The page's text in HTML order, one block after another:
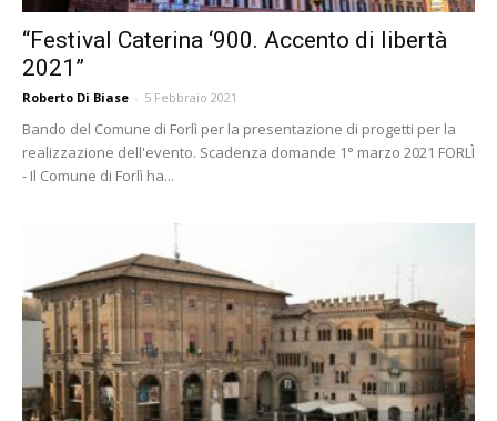
“Festival Caterina ‘900. Accento di libertà
2021”
Roberto Di Biase - 5 Febbraio 2021
Bando del Comune di Forlì per la presentazione di progetti per la
realizzazione dell'evento. Scadenza domande 1° marzo 2021 FORLÌ
- Il Comune di Forlì ha...